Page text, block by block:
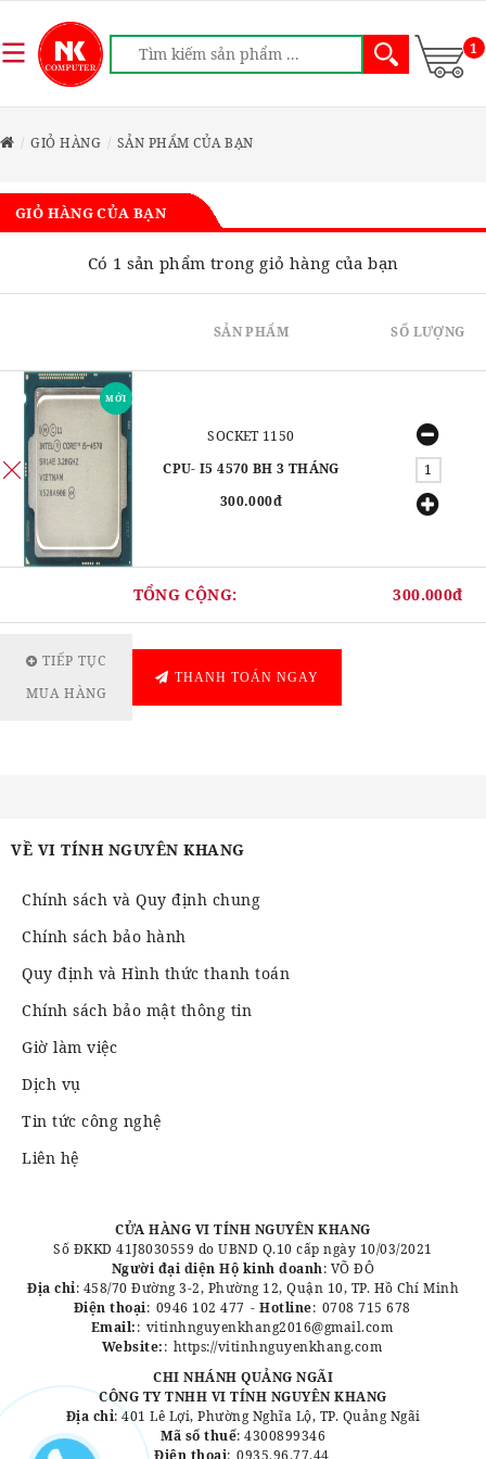
1
GIỎ HÀNG SẢN PHẨM CỦA BẠN
GIỎ HÀNG CỦA BẠN
Có 1 sản phẩm trong giỏ hàng của bạn
SẢN PHẨM SỐ LƯỢNG
MỚI
SOCKET 1150
CPU- I5 4570 BH 3 THÁNG
300.000đ
TỔNG CỘNG: 300.000đ
TIẾP TỤC
MUA HÀNG
THANH TOÁN NGAY
VỀ VI TÍNH NGUYÊN KHANG
Chính sách và Quy định chung
Chính sách bảo hành
Quy định và Hình thức thanh toán
Chính sách bảo mật thông tin
Giờ làm việc
Dịch vụ
Tin tức công nghệ
Liên hệ
CỬA HÀNG VI TÍNH NGUYÊN KHANG
Số ĐKKD 41J8030559 do UBND Q.10 cấp ngày 10/03/2021
Người đại diện Hộ kinh doanh: VÕ ĐÔ
Địa chỉ: 458/70 Đường 3-2, Phường 12, Quận 10, TP. Hồ Chí Minh
Điện thoại: 0946 102 477 - Hotline: 0708 715 678
Email:: vitinhnguyenkhang2016@gmail.com
Website:: https://vitinhnguyenkhang.com
CHI NHÁNH QUẢNG NGÃI
CÔNG TY TNHH VI TÍNH NGUYÊN KHANG
Địa chỉ: 401 Lê Lợi, Phường Nghĩa Lộ, TP. Quảng Ngãi
Mã số thuế: 4300899346
Điện thoại: 0935.96.77.44